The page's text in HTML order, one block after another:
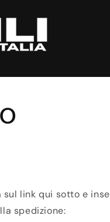
sul link qui sotto e
spedizione: